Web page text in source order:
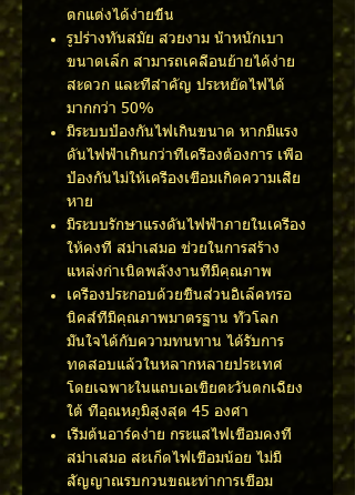
ตกแต่งได้ง่ายขึ้น
รูปร่างทันสมัย สวยงาม น้ำหนักเบา
ขนาดเล็ก สามารถเคลื่อนย้ายได้ง่าย
สะดวก และที่สำคัญ ประหยัดไฟได้
มากกว่า 50%
มีระบบป้องกันไฟเกินขนาด หากมีแรง
ดันไฟฟ้าเกินกว่าที่เครื่องต้องการ เพื่อ
ป้องกันไม่ให้เครื่องเชื่อมเกิดความเสีย
หาย
มีระบบรักษาแรงดันไฟฟ้าภายในเครื่อง
ให้คงที่ สม่ำเสมอ ช่วยในการสร้าง
แหล่งกำเนิดพลังงานที่มีคุณภาพ
เครื่องประกอบด้วยชิ้นส่วนอิเล็คทรอ
นิคส์ที่มีคุณภาพมาตรฐาน ทั่วโลก
มั่นใจได้กับความทนทาน ได้รับการ
ทดสอบแล้วในหลากหลายประเทศ
โดยเฉพาะในแถบเอเชียตะวันตกเฉียง
ใต้ ที่อุณหภูมิสูงสุด 45 องศา
เริ่มต้นอาร์คง่าย กระแสไฟเชื่อมคงที่
สม่ำเสมอ สะเก็ดไฟเชื่อมน้อย ไม่มี
สัญญาณรบกวนขณะทำการเชื่อม